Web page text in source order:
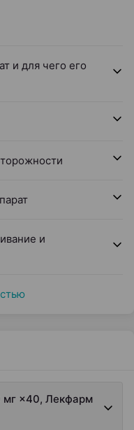
и для чего его
и
мг ×40, Лекфарм